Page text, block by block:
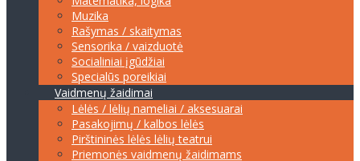
Muzika
Rašymas / skaitymas
Sensorika / vaizduotė
Socialiniai įgūdžiai
Specialūs poreikiai
Vaidmenų žaidimai
Lėlės / lėlių nameliai / aksesuarai
Pasakojimų / kalbos lėlės
Pirštininės lėlės lėlių teatrui
Priemonės vaidmenų žaidimams